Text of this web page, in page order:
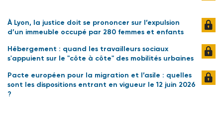
À Lyon, la justice doit se prononcer sur l’expulsion
d’un immeuble occupé par 280 femmes et enfants
Hébergement : quand les travailleurs sociaux
s'appuient sur le "côte à côte" des mobilités urbaines
Pacte européen pour la migration et l’asile : quelles
sont les dispositions entrant en vigueur le 12 juin 2026
?